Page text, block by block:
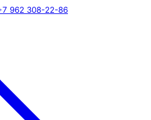
962 308-22-86